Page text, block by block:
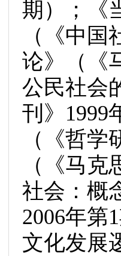
期）；《
（《中
论》（《
公民社会
刊》1999
（《哲
（《马
社会：概
2006年第
文化发展